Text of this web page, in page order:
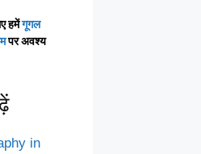
हमेंगूगल
पर अवश्य
in